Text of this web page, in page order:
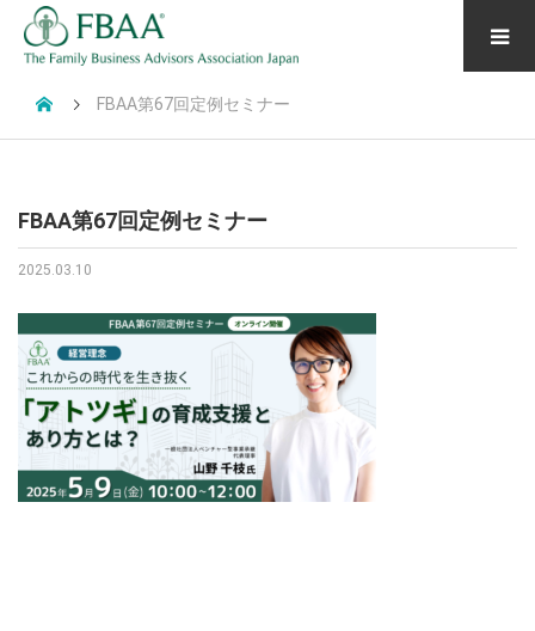
FBAA第67回定例セミナー
FBAA第67回定例セミナー
2025.03.10